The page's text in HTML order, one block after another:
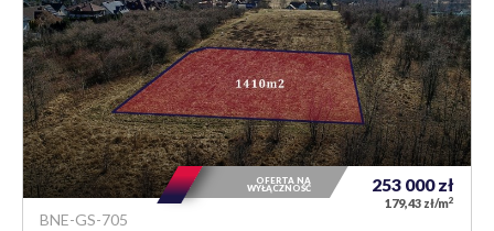
BNE-GS-705
253 000zł
179,43 zł/m2
OFERTA NA
WYŁĄCZNOŚĆ